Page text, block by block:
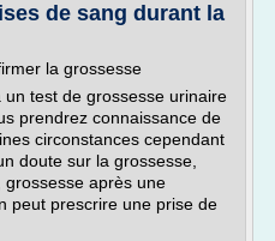
de sang durant la
la grossesse
test de grossesse urinaire
prendrez connaissance de
circonstances cependant
doute sur la grossesse,
après une
peut prescrire une prise de